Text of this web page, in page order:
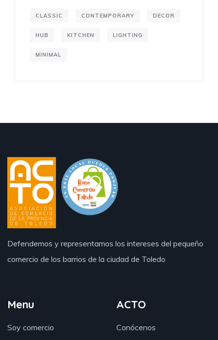
CLASSIC CONTEMPORARY DECOR
HUB KITCHEN LIGHTING
MINIMAL
Defendemos y representamos los intereses del pequeño
comercio de los barrios de la ciudad de Toledo
Menu
Soy comercio
ACTO
Conócenos